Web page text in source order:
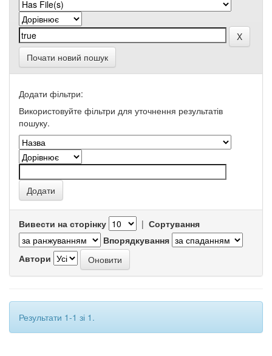
Почати новий пошук
Додати фільтри:
Використовуйте фільтри для уточнення результатів
пошуку.
Вивести на сторінку | Сортування
Впорядкування
Автори
Результати 1-1 зі 1.